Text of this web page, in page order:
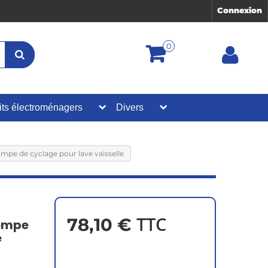
Connexion
0
électroménagers Divers
de cyclage pour lave vaisselle
78,10 € TTC